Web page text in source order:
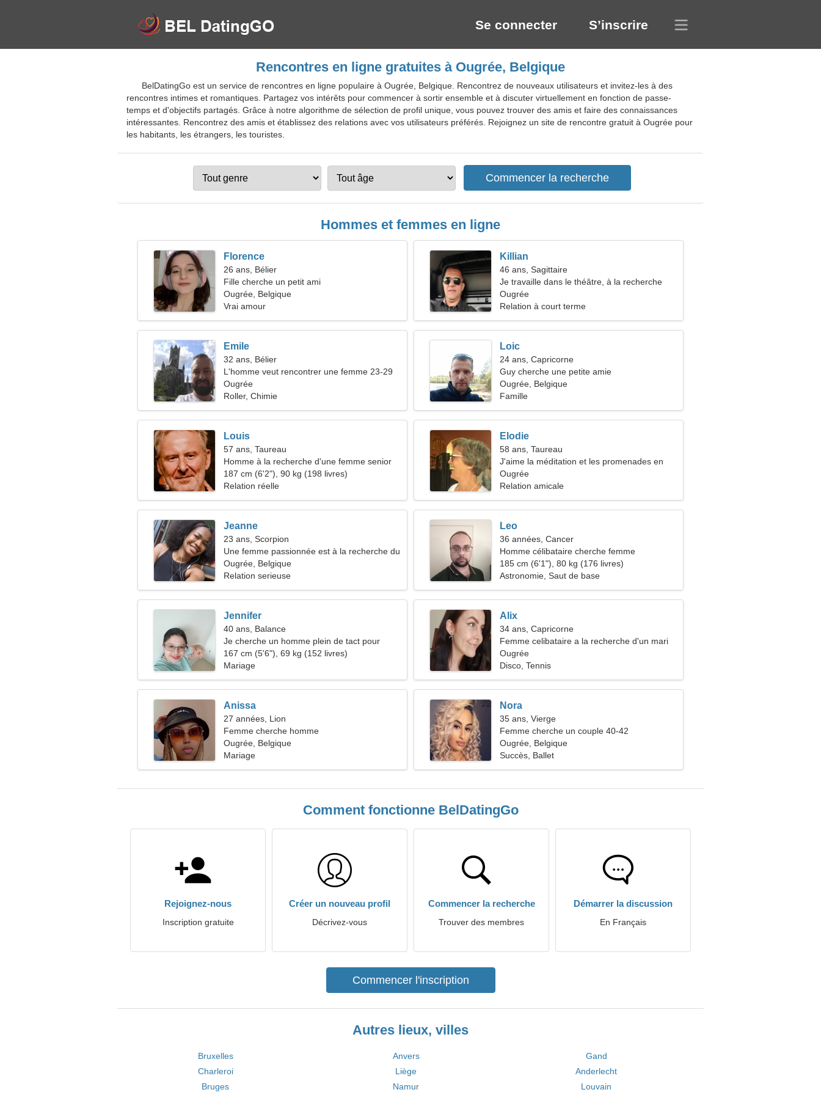
Se connecter S’inscrire
Rencontres en ligne gratuites à Ougrée, Belgique
BelDatingGo est un service de rencontres en ligne populaire à Ougrée, Belgique. Rencontrez de nouveaux utilisateurs et invitez-les à des
rencontres intimes et romantiques. Partagez vos intérêts pour commencer à sortir ensemble et à discuter virtuellement en fonction de passe-
temps et d'objectifs partagés. Grâce à notre algorithme de sélection de profil unique, vous pouvez trouver des amis et faire des connaissances
intéressantes. Rencontrez des amis et établissez des relations avec vos utilisateurs préférés. Rejoignez un site de rencontre gratuit à Ougrée pour
les habitants, les étrangers, les touristes.
Hommes et femmes en ligne
Florence
26 ans, Bélier
Fille cherche un petit ami
Ougrée, Belgique
Vrai amour
Killian
46 ans, Sagittaire
Je travaille dans le théâtre, à la recherche
d'une femme sincère
Ougrée
Relation à court terme
Emile
32 ans, Bélier
L'homme veut rencontrer une femme 23-29
Ougrée
Roller, Chimie
Loic
24 ans, Capricorne
Guy cherche une petite amie
Ougrée, Belgique
Famille
Louis
57 ans, Taureau
Homme à la recherche d'une femme senior
49-54
187 cm (6'2"), 90 kg (198 livres)
Relation réelle
Elodie
58 ans, Taureau
J'aime la méditation et les promenades en
plein air
Ougrée
Relation amicale
Jeanne
23 ans, Scorpion
Une femme passionnée est à la recherche du
véritable amour
Ougrée, Belgique
Relation serieuse
Leo
36 années, Cancer
Homme célibataire cherche femme
185 cm (6'1"), 80 kg (176 livres)
Astronomie, Saut de base
Jennifer
40 ans, Balance
Je cherche un homme plein de tact pour
s'amuser
167 cm (5'6"), 69 kg (152 livres)
Mariage
Alix
34 ans, Capricorne
Femme celibataire a la recherche d'un mari
Ougrée
Disco, Tennis
Anissa
27 années, Lion
Femme cherche homme
Ougrée, Belgique
Mariage
Nora
35 ans, Vierge
Femme cherche un couple 40-42
Ougrée, Belgique
Succès, Ballet
Comment fonctionne BelDatingGo
Rejoignez-nous
Inscription gratuite
Créer un nouveau profil
Décrivez-vous
Commencer la recherche
Trouver des membres
Démarrer la discussion
En Français
Commencer l'inscription
Autres lieux, villes
Bruxelles Anvers
Gand
Charleroi
Liège
Anderlecht
Bruges
Namur Louvain